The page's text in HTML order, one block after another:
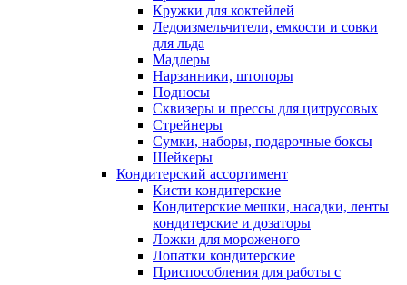
Кружки для коктейлей
Ледоизмельчители, емкости и совки
для льда
Мадлеры
Нарзанники, штопоры
Подносы
Сквизеры и прессы для цитрусовых
Стрейнеры
Сумки, наборы, подарочные боксы
Шейкеры
Кондитерский ассортимент
Кисти кондитерские
Кондитерские мешки, насадки, ленты
кондитерские и дозаторы
Ложки для мороженого
Лопатки кондитерские
Приспособления для работы с